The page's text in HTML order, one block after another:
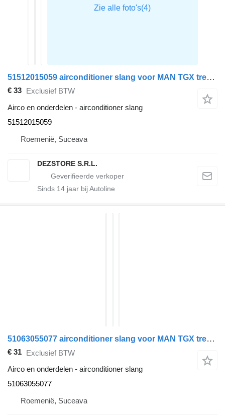
51512015059 airconditioner slang voor MAN TGX trekker
€ 33 Exclusief BTW
Airco en onderdelen - airconditioner slang
51512015059
Roemenië, Suceava
DEZSTORE S.R.L.
Sinds 14 jaar bij Autoline
51063055077 airconditioner slang voor MAN TGX trekker
€ 31 Exclusief BTW
Airco en onderdelen - airconditioner slang
51063055077
Roemenië, Suceava